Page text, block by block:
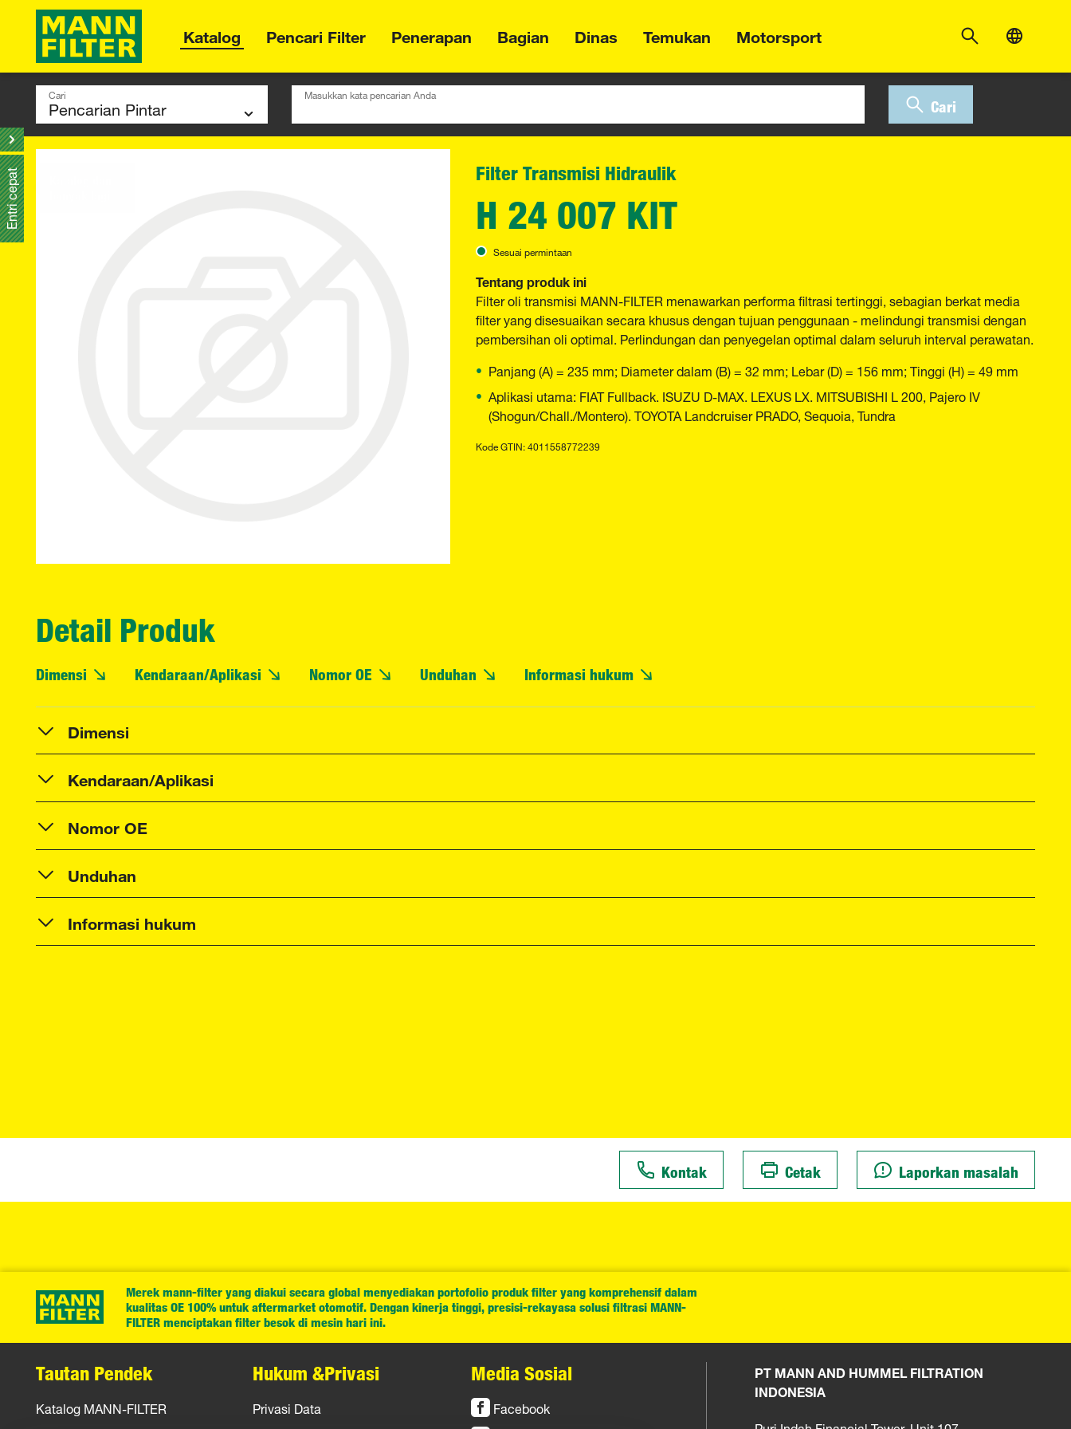
Katalog Pencari Filter Penerapan Bagian Dinas Temukan Motorsport
Cari Masukkan kata pencarian Anda
Cari
Filter Transmisi Hidraulik
H 24 007 KIT
Sesuai permintaan
Tentang produk ini
Filter oli transmisi MANN-FILTER menawarkan performa filtrasi tertinggi, sebagian berkat media
filter yang disesuaikan secara khusus dengan tujuan penggunaan - melindungi transmisi dengan
pembersihan oli optimal. Perlindungan dan penyegelan optimal dalam seluruh interval perawatan.
Panjang (A) = 235 mm; Diameter dalam (B) = 32 mm; Lebar (D) = 156 mm; Tinggi (H) = 49 mm
Aplikasi utama: FIAT Fullback. ISUZU D-MAX. LEXUS LX. MITSUBISHI L 200, Pajero IV
(Shogun/Chall./Montero). TOYOTA Landcruiser PRADO, Sequoia, Tundra
Kode GTIN: 4011558772239
Detail Produk
Dimensi Kendaraan/Aplikasi Nomor OE Unduhan Informasi hukum
Dimensi
Kendaraan/Aplikasi
Nomor OE
Unduhan
Informasi hukum
Kontak Cetak Laporkan masalah
Merek mann-filter yang diakui secara global menyediakan portofolio produk filter yang komprehensif dalam
kualitas OE 100% untuk aftermarket otomotif. Dengan kinerja tinggi, presisi-rekayasa solusi filtrasi MANN-
FILTER menciptakan filter besok di mesin hari ini.
Tautan Pendek
Katalog MANN-FILTER
Hukum &Privasi
Privasi Data
Media Sosial
Facebook
PT MANN AND HUMMEL FILTRATION
INDONESIA